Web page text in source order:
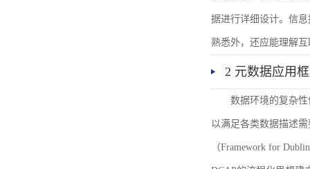
据进行详细设计。信
熟悉外，还应能理解
2 元数据应用
数据环境的复杂
以满足各类数据描述
（Framework for